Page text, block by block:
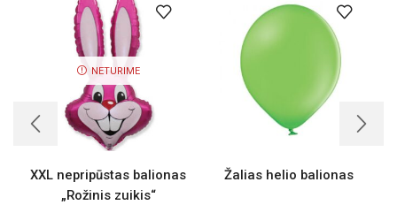
NETURIME
XXL nepripūstas balionas
„Rožinis zuikis“
Žalias helio balionas